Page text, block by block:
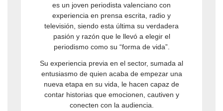
es un joven periodista valenciano con
experiencia en prensa escrita, radio y
televisión, siendo esta última su verdadera
pasión y razón que le llevó a elegir el
periodismo como su “forma de vida”.
Su experiencia previa en el sector, sumada al
entusiasmo de quien acaba de empezar una
nueva etapa en su vida, le hacen capaz de
contar historias que emocionen, cautiven y
conecten con la audiencia.